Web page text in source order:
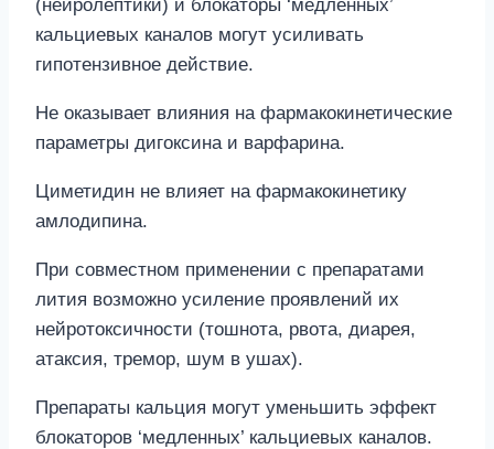
(нейролептики) и блокаторы ‘медленных’
кальциевых каналов могут усиливать
гипотензивное действие.
Не оказывает влияния на фармакокинетические
параметры дигоксина и варфарина.
Циметидин не влияет на фармакокинетику
амлодипина.
При совместном применении с препаратами
лития возможно усиление проявлений их
нейротоксичности (тошнота, рвота, диарея,
атаксия, тремор, шум в ушах).
Препараты кальция могут уменьшить эффект
блокаторов ‘медленных’ кальциевых каналов.